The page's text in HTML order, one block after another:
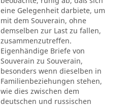
eine Gelegenheit darbiete, um
mit dem Souverain, ohne
demselben zur Last zu fallen,
zusammenzutreffen.
Eigenhändige Briefe von
Souverain zu Souverain,
besonders wenn dieselben in
Familienbeziehungen stehen,
wie dies zwischen dem
deutschen und russischen